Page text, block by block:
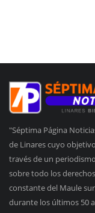
"Séptima Página
de Linares cuyo
través de un
sobre todo los
constante del Maule
durante los últimos 50